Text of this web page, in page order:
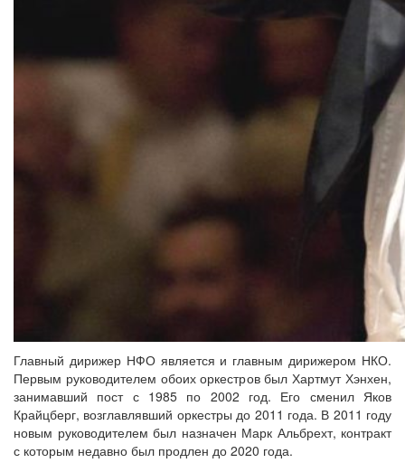
Главный дирижер НФО является и главным дирижером НКО.
Первым руководителем обоих оркестров был Хартмут Хэнхен,
занимавший пост с 1985 по 2002 год. Его сменил Яков
Крайцберг, возглавлявший оркестры до 2011 года. В 2011 году
новым руководителем был назначен Марк Альбрехт, контракт
с которым недавно был продлен до 2020 года.